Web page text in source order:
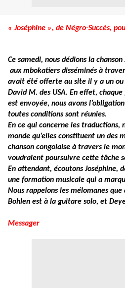
« Joséphine », de Négro-Succès,
Ce samedi, nous dédions la
aux mbokatiers disséminés à
avait été offerte au site il y a un ou
David M. des USA. En effet, chaque
est envoyée, nous avons
toutes conditions sont réunies.
En ce qui concerne les traductions,
monde qu’elles constituent un des
chanson congolaise à travers le
voudraient poursuivre cette tâche
En attendant, écoutons Joséphine,
une formation musicale qui a
Nous rappelons les mélomanes que
Bohlen est à la guitare solo, et
Messager